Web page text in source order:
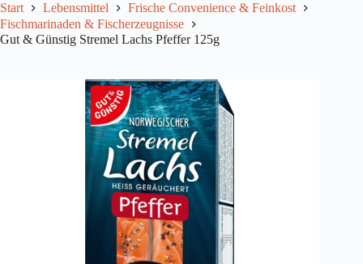
Start Lebensmittel
Frische Convenience & Feinkost
Fischmarinaden & Fischerzeugnisse
Gut & Günstig Stremel Lachs Pfeffer 125g